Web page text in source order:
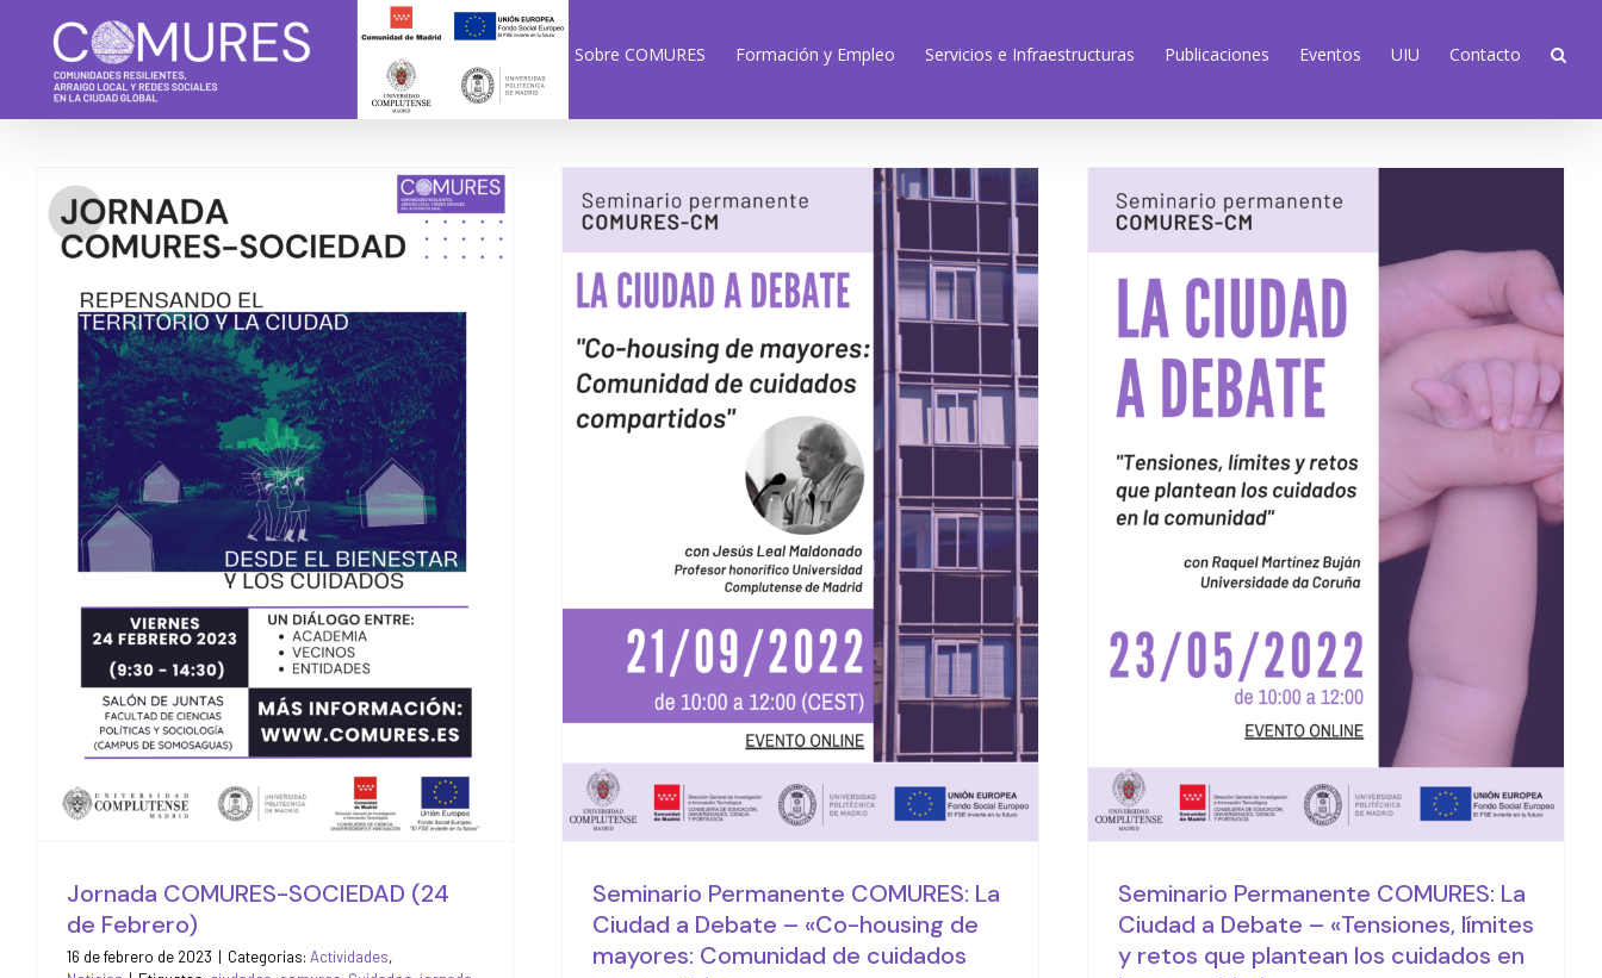
contenido
Sobre COMURES Formación y Empleo Servicios e Infraestructuras Publicaciones Eventos UIU Contacto
Jornada COMURES-
SOCIEDAD (24 de
Febrero)
Noticias
Jornada COMURES-SOCIEDAD (24
de Febrero)
16 de febrero de 2023 | Categorías: Actividades,
Seminario Permanente
COMURES: La Ciudad a
Debate – «Co-housing de
mayores: Comunidad de
cuidados compartidos»
Actividades
Seminario Permanente COMURES: La
Ciudad a Debate – «Co-housing de
mayores: Comunidad de cuidados
Seminario Permanente
COMURES: La Ciudad a
Debate – «Tensiones,
límites y retos que
plantean los cuidados en
la comunidad»
Actividades
Seminario Permanente COMURES: La
Ciudad a Debate – «Tensiones, límites
y retos que plantean los cuidados en